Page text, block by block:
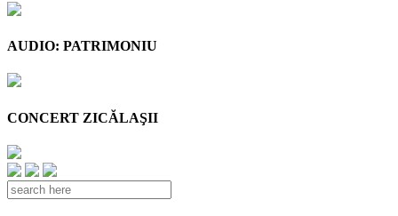
AUDIO: PATRIMONIU
CONCERT ZICĂLAŞII